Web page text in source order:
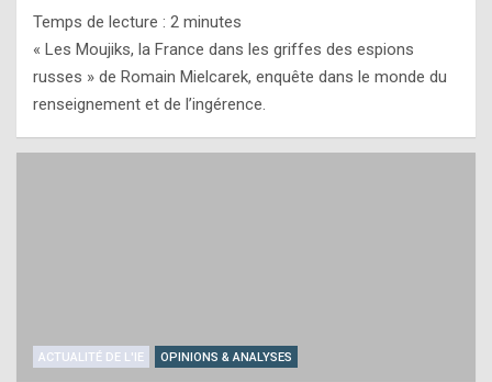
Temps de lecture : 2 minutes
« Les Moujiks, la France dans les griffes des espions
russes » de Romain Mielcarek, enquête dans le monde du
renseignement et de l’ingérence.
ACTUALITÉ DE L'IE OPINIONS & ANALYSES